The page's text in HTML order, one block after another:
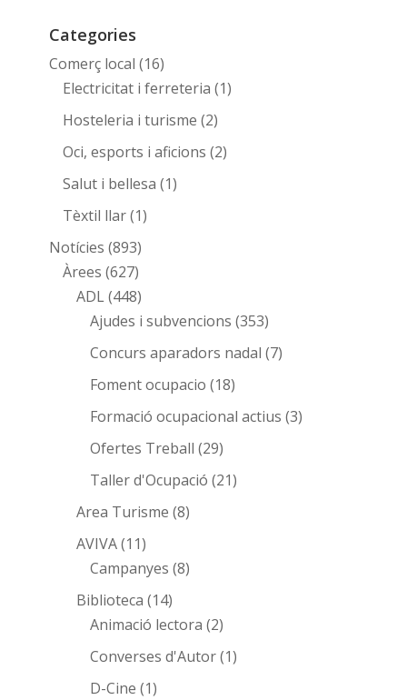
Categories
Comerç local (16)
Electricitat i ferreteria (1)
Hosteleria i turisme (2)
Oci, esports i aficions (2)
Salut i bellesa (1)
Tèxtil llar(1)
Notícies (893)
Àrees (627)
ADL(448)
Ajudes i subvencions (353)
Concurs aparadors nadal (7)
Foment ocupacio (18)
Formació ocupacional actius (3)
Ofertes Treball (29)
Taller d'Ocupació (21)
Area Turisme (8)
AVIVA(11)
Campanyes (8)
Biblioteca (14)
Animació lectora (2)
Converses d'Autor(1)
D-Cine (1)